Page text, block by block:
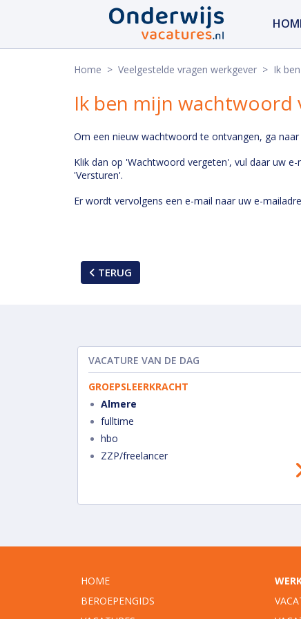
Home > Veelgestelde vragen werkgever > Ik
Ik ben mijn wachtwoord
Om een nieuw wachtwoord te ontvangen, ga
Klik dan op 'Wachtwoord vergeten', vul daar uw
'Versturen'.
Er wordt vervolgens een e-mail naar uw e-
TERUG
VACATURE VAN DE DAG
GROEPSLEERKRACHT
Almere
fulltime
hbo
ZZP/freelancer
HOME
BEROEPENGIDS